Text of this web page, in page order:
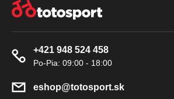
eshop@totosport.sk
+421 948 524 458